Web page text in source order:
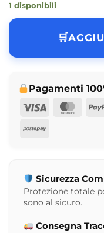
1 disponibili
Pagamenti
Visa
Postepay
Sicurezza
Protezione totale
sono al sicuro.
Consegna